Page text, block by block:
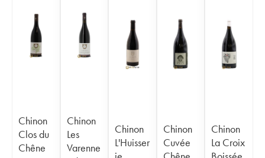
Chinon
Clos du
Chêne
Chinon
Les
Varenne
Chinon
L'Huisser
Chinon
Cuvée
Chinon
La Croix